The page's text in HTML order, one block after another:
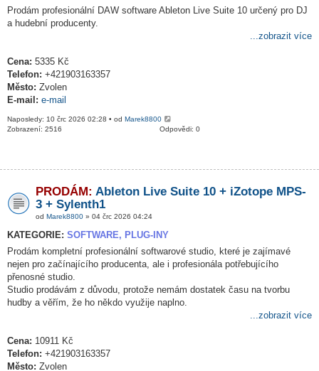
Prodám profesionální DAW software Ableton Live Suite 10 určený pro DJ
a hudební producenty.
...zobrazit více
Cena: 5335 Kč
Telefon: +421903163357
Město: Zvolen
E-mail: e-mail
Naposledy: 10 črc 2026 02:28 • od Marek8800
Odpovědi: 0
Zobrazení: 2516
PRODÁM: Ableton Live Suite 10 + iZotope MPS-
3 + Sylenth1
od Marek8800 » 04 črc 2026 04:24
KATEGORIE: SOFTWARE, PLUG-INY
Prodám kompletní profesionální softwarové studio, které je zajímavé
nejen pro začínajícího producenta, ale i profesionála potřebujícího
přenosné studio.
Studio prodávám z důvodu, protože nemám dostatek času na tvorbu
hudby a věřím, že ho někdo využije naplno.
...zobrazit více
Cena: 10911 Kč
Telefon: +421903163357
Město: Zvolen